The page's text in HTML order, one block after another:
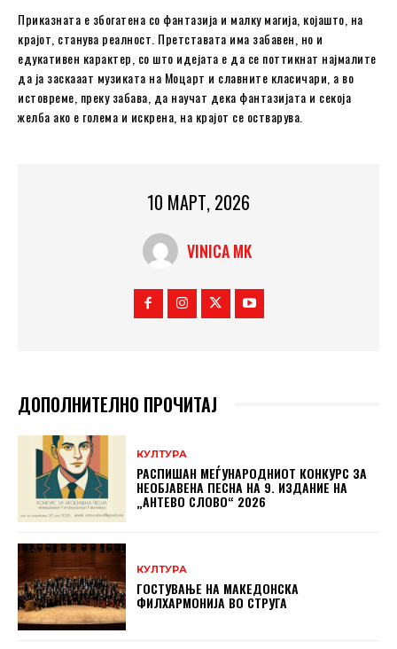
Приказната е збогатена со фантазија и малку магија, којашто, на
крајот, станува реалност. Претставата има забавен, но и
едукативен карактер, со што идејата е да се поттикнат најмалите
да ја заскааат музиката на Моцарт и славните класичари, а во
истовреме, преку забава, да научат дека фантазијата и секоја
желба ако е голема и искрена, на крајот се остварува.
10 МАРТ, 2026
VINICA MK
ДОПОЛНИТЕЛНО ПРОЧИТАЈ
КУЛТУРА
РАСПИШАН МЕЃУНАРОДНИОТ КОНКУРС ЗА
НЕОБЈАВЕНА ПЕСНА НА 9. ИЗДАНИЕ НА
„АНТЕВО СЛОВО“ 2026
КУЛТУРА
ГОСТУВАЊЕ НА МАКЕДОНСКА
ФИЛХАРМОНИЈА ВО СТРУГА